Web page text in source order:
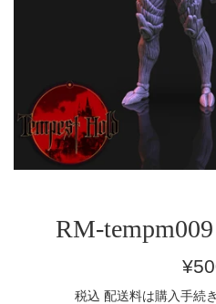
RM-
通
税込 配送料は購入手続